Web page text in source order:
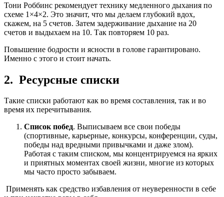
Тони Роббинс рекомендует технику медленного дыхания по
схеме 1×4×2. Это значит, что мы делаем глубокий вдох,
скажем, на 5 счетов. Затем задерживание дыхание на 20
счетов и выдыхаем на 10. Так повторяем 10 раз.
Повышение бодрости и ясности в голове гарантировано.
Именно с этого и стоит начать.
2. Ресурсные списки
Такие списки работают как во время составления, так и во
время их перечитывания.
Список побед. Выписываем все свои победы
(спортивные, карьерные, конкурсы, конференции, суды,
победы над вредными привычками и даже злом).
Работая с таким списком, мы концентрируемся на ярких
и приятных моментах своей жизни, многие из которых
мы часто просто забываем.
Применять как средство избавления от неуверенности в себе